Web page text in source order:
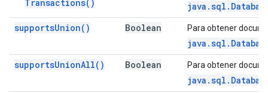
Transactions( )
supportsUnion( ) Boolean Para obtener
supportsUnionAll( ) Boolean Para obtener